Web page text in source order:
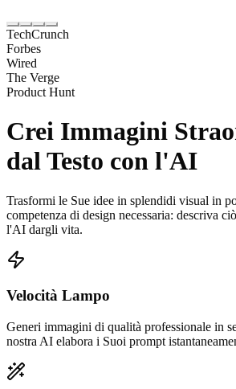
TechCrunch
Forbes
Wired
The Verge
Product Hunt
Crei Immagini
dal Testo con l'AI
Trasformi le Sue idee in splendidi visual in
competenza di design necessaria: descriva
l'AI dargli vita.
Velocità Lampo
Generi immagini di qualità professionale in
nostra AI elabora i Suoi prompt